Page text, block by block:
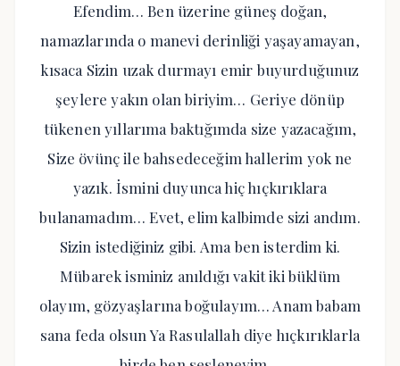
Efendim… Ben üzerine güneş doğan,
namazlarında o manevi derinliği yaşayamayan,
kısaca Sizin uzak durmayı emir buyurduğunuz
şeylere yakın olan biriyim… Geriye dönüp
tükenen yıllarıma baktığımda size yazacağım,
Size övünç ile bahsedeceğim hallerim yok ne
yazık. İsmini duyunca hiç hıçkırıklara
bulanamadım… Evet, elim kalbimde sizi andım.
Sizin istediğiniz gibi. Ama ben isterdim ki.
Mübarek isminiz anıldığı vakit iki büklüm
olayım, gözyaşlarına boğulayım… Anam babam
sana feda olsun Ya Rasulallah diye hıçkırıklarla